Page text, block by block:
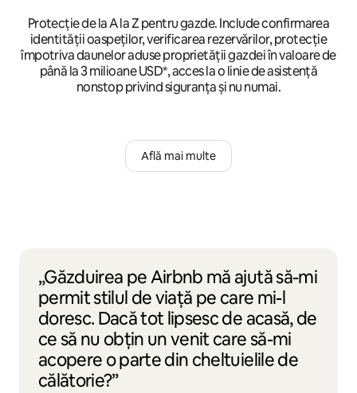
Protecție de la A la Z pentru gazde. Include confirmarea
identității oaspeților, verificarea rezervărilor, protecție
împotriva daunelor aduse proprietății gazdei în valoare de
până la 3 milioane USD*, acces la o linie de asistență
nonstop privind siguranța și nu numai.
Află mai multe
„Găzduirea pe Airbnb mă ajută să-mi
permit stilul de viață pe care mi-l
doresc. Dacă tot lipsesc de acasă, de
ce să nu obțin un venit care să-mi
acopere o parte din cheltuielile de
călătorie?”